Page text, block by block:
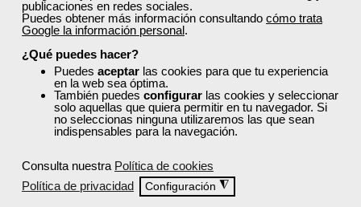
publicaciones en redes sociales.
Puedes obtener más información consultando cómo trata
Google la información personal.
¿Qué puedes hacer?
Puedes aceptar las cookies para que tu experiencia
en la web sea óptima.
También puedes configurar las cookies y seleccionar
solo aquellas que quiera permitir en tu navegador. Si
no seleccionas ninguna utilizaremos las que sean
indispensables para la navegación.
Consulta nuestra Política de cookies
Política de privacidad
Configuración ◮
Formación 100%
Para trabajadores y
autónomos de Madrid.
Para todos los sectores.
Cursos Femxa
Ciberseguridad: prevención,
análisis y respuesta a
incidentes de...
Curso Gratuito
49 horas
Ver curso